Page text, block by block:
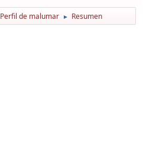
Perfil de malumar ► Resumen